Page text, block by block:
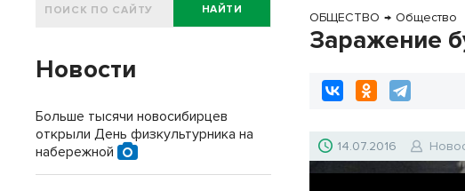
ОБЩЕСТВО → Общество
Заражение
14.07.2016
НАЙТИ
Новости
Больше тысячи новосибирцев
открыли День физкультурника на
набережной